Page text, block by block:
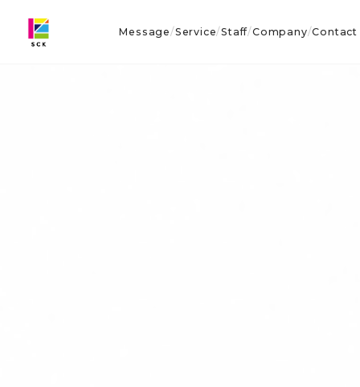
Message/Service/Staff/Company/Contact